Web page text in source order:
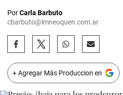
PorCarla Barbuto
cbarbuto@lmneuquen.com.ar
+ Agregar Más Produccion en